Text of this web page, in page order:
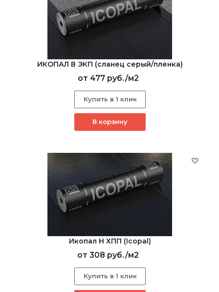
ИКОПАЛ В ЭКП (сланец серый/пленка)
от 477 руб./м2
Купить в 1 клик
В корзину
Икопал Н ХПП (Icopal)
от 308 руб./м2
Купить в 1 клик